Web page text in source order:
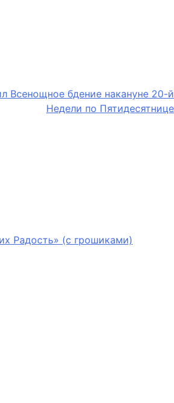
Всенощное бдение накануне 20-й
Недели по Пятидесятнице
Радость» (с грошиками)